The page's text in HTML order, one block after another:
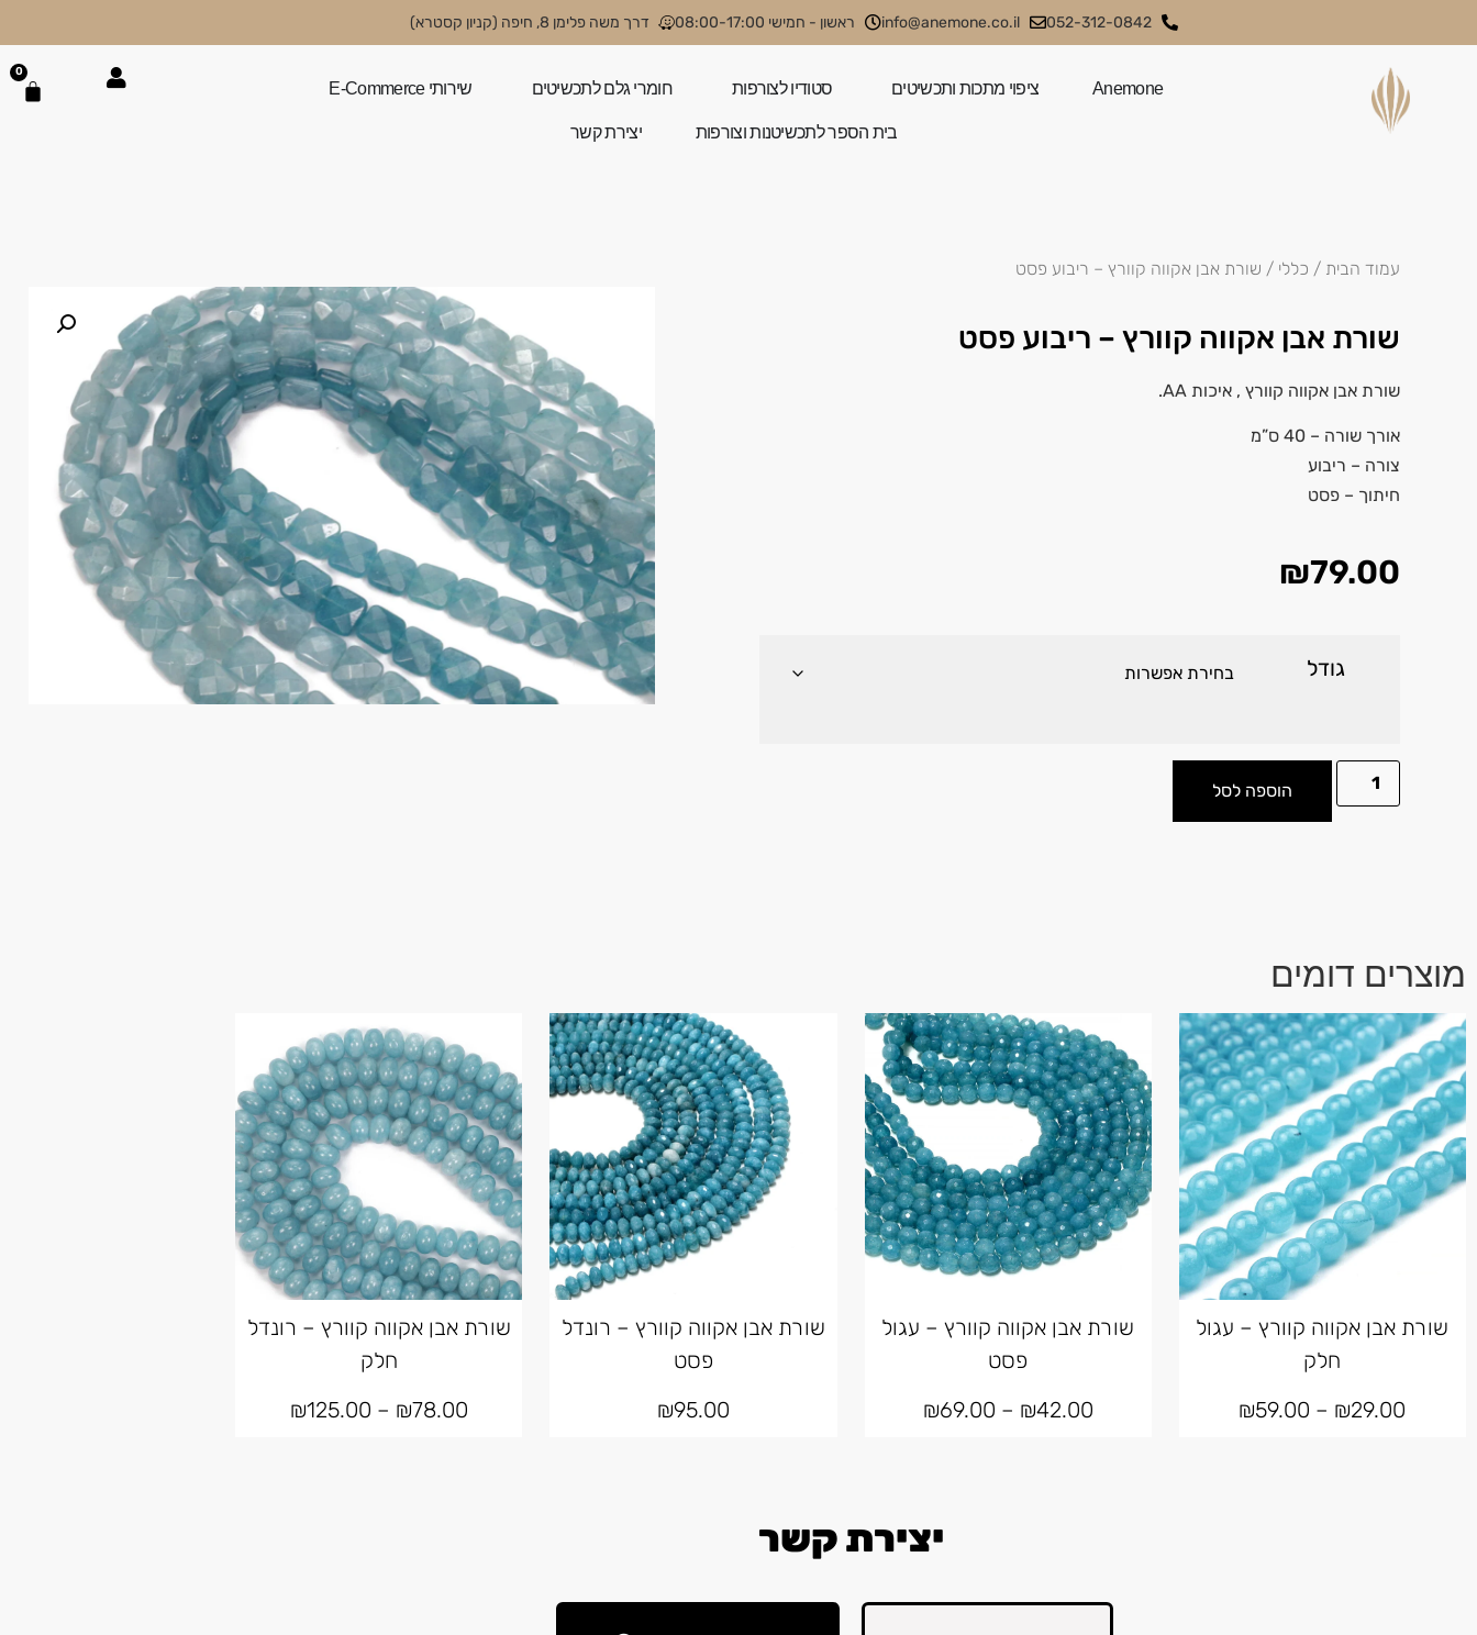
052-312-0842
info@anemone.co.il ראשון - חמישי 08:00-17:00 דרך משה פלימן 8, חיפה (קניון קסטרא)
Anemone ציפוי מתכות ותכשיטים סטודיו לצורפות חומרי גלם לתכשיטים שירותי E-Commerce
בית הספר לתכשיטנות וצורפות יצירת קשר
0
עמוד הבית / כללי / שורת אבן אקווה קוורץ – ריבוע פסט
שורת אבן אקווה קוורץ – ריבוע פסט
שורת אבן אקווה קוורץ , איכות AA.
אורך שורה – 40 ס”מ
צורה – ריבוע
חיתוך – פסט
₪79.00
גודל
הוספה לסל
מוצרים דומים
שורת אבן אקווה קוורץ – עגול
חלק
₪29.00
–
₪59.00
שורת אבן אקווה קוורץ – עגול
פסט
₪42.00
–
₪69.00
שורת אבן אקווה קוורץ – רונדל
פסט
₪95.00
שורת אבן אקווה קוורץ – רונדל
חלק
₪78.00
–
₪125.00
יצירת קשר